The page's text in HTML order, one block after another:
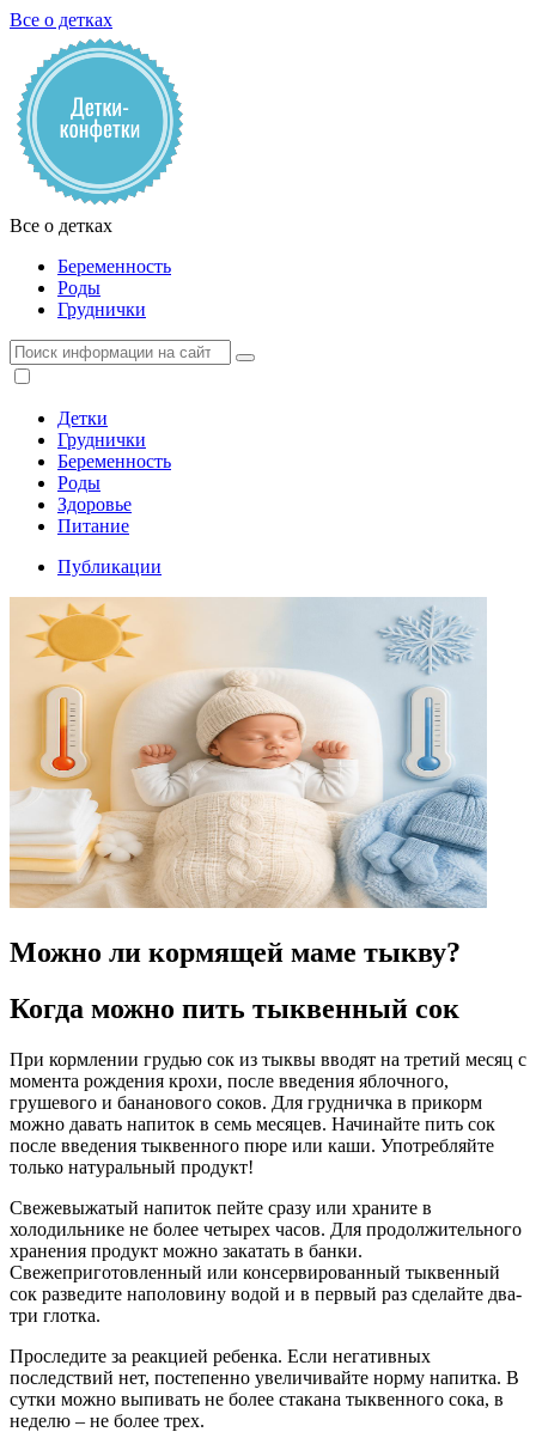
Все о детках
Все о детках
Беременность
Роды
Груднички
Детки
Груднички
Беременность
Роды
Здоровье
Питание
Публикации
Можно ли кормящей маме тыкву?
Когда можно пить тыквенный сок
При кормлении грудью сок из тыквы вводят на третий месяц с
момента рождения крохи, после введения яблочного,
грушевого и бананового соков. Для грудничка в прикорм
можно давать напиток в семь месяцев. Начинайте пить сок
после введения тыквенного пюре или каши. Употребляйте
только натуральный продукт!
Свежевыжатый напиток пейте сразу или храните в
холодильнике не более четырех часов. Для продолжительного
хранения продукт можно закатать в банки.
Свежеприготовленный или консервированный тыквенный
сок разведите наполовину водой и в первый раз сделайте два-
три глотка.
Проследите за реакцией ребенка. Если негативных
последствий нет, постепенно увеличивайте норму напитка. В
сутки можно выпивать не более стакана тыквенного сока, в
неделю – не более трех.